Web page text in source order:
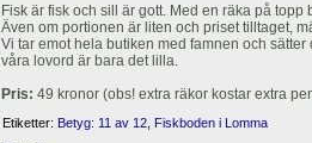
Fisk är fisk och sill är gott. Med en räka på topp
Även om portionen är liten och priset tilltaget,
Vi tar emot hela butiken med famnen och
våra lovord är bara det lilla.
Pris: 49 kronor (obs! extra räkor kostar extra
Etiketter: Betyg: 11 av 12 Fiskboden i Lomma